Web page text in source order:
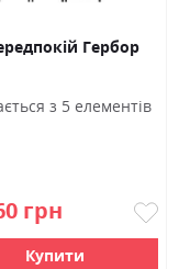
Гербор
з 5 елементів
грн
Купити